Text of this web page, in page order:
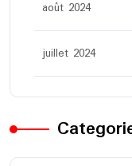
août 2024
juillet 2024